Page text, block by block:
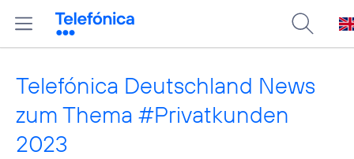
Telefónica Deutschland News
zum Thema #Privatkunden
2023